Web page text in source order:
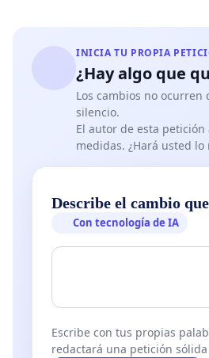
INICIA TU PROPIA
¿Hay algo que
Los cambios no ocurren
silencio.
El autor de esta petición
medidas. ¿Hará usted lo
Describe el cambio
Con tecnología de IA
Escribe con tus propias
redactará una petición